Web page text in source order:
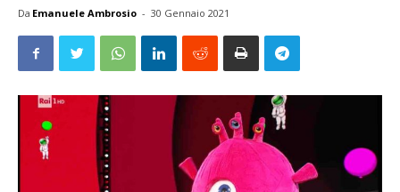
Da Emanuele Ambrosio - 30 Gennaio 2021